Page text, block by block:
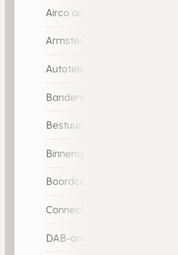
Airco automatisch
Armsteun voor
Autotelefoonvoorbereiding
Bestuurdersstoel in hoogte
Binnenspiegel automatisch
Boordcomputer
Connected services
DAB-ontvanger